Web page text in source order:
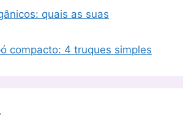
quais as suas
compacto: 4 truques simples